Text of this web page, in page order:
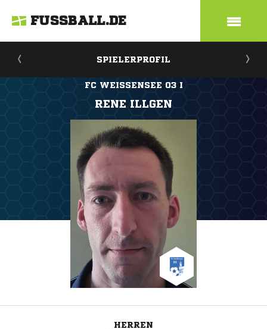
FUSSBALL.DE
SPIELERPROFIL
FC WEISSENSEE 03 I
RENE ILLGEN
HERREN